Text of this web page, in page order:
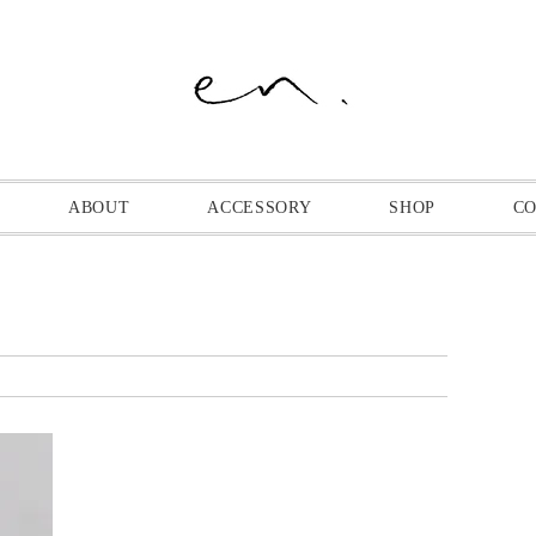
ABOUT ACCESSORY SHOP